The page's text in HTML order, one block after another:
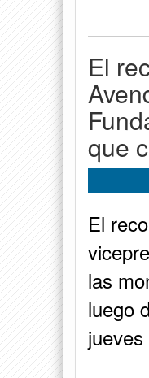
El
que
El
las
luego